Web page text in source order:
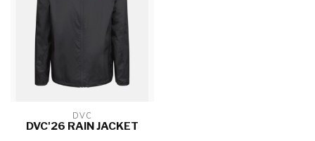
DVC
DVC'26 RAIN JACKET